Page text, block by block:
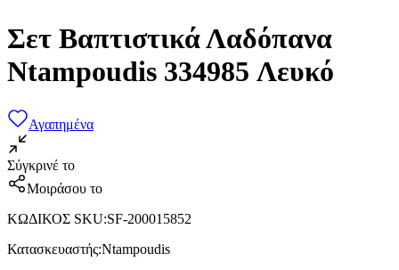
Σετ Βαπτιστικά Λαδόπανα
Ntampoudis 334985 Λευκό
Αγαπημένα
Σύγκρινέ το
Μοιράσου το
ΚΩΔΙΚΟΣ SKU:SF-200015852
Κατασκευαστής:Ntampoudis